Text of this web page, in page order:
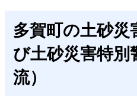
多賀町の土砂災
び土砂災害特別
流）